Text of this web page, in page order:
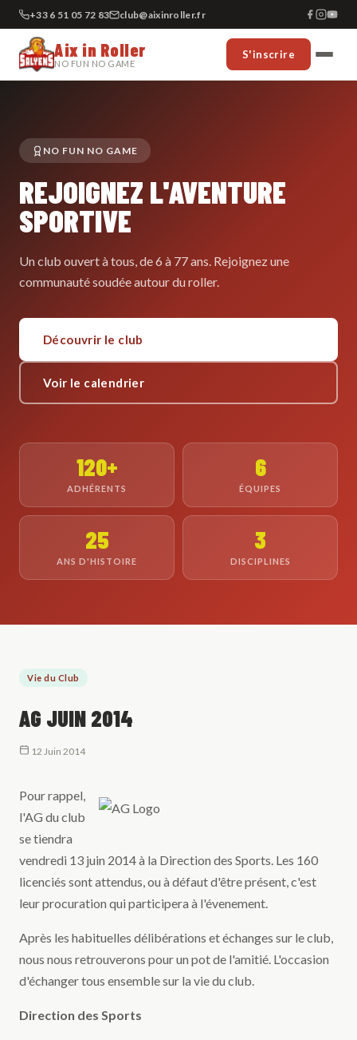
+33 6 51 05 72 83 club@aixinroller.fr
Aix in Roller
NO FUN NO GAME
S'inscrire
NO FUN NO GAME
REJOIGNEZ L'AVENTURE
SPORTIVE
Un club ouvert à tous, de 6 à 77 ans. Rejoignez une
communauté soudée autour du roller.
Découvrir le club
Voir le calendrier
120+
ADHÉRENTS
6
ÉQUIPES
25
ANS D'HISTOIRE
3
DISCIPLINES
Vie du Club
AG JUIN 2014
12 Juin 2014
Pour rappel,
l'AG du club
se tiendra
vendredi 13 juin 2014 à la Direction des Sports. Les 160
licenciés sont attendus, ou à défaut d'être présent, c'est
leur procuration qui participera à l'évenement.
Après les habituelles délibérations et échanges sur le club,
nous nous retrouverons pour un pot de l'amitié. L'occasion
d'échanger tous ensemble sur la vie du club.
Direction des Sports